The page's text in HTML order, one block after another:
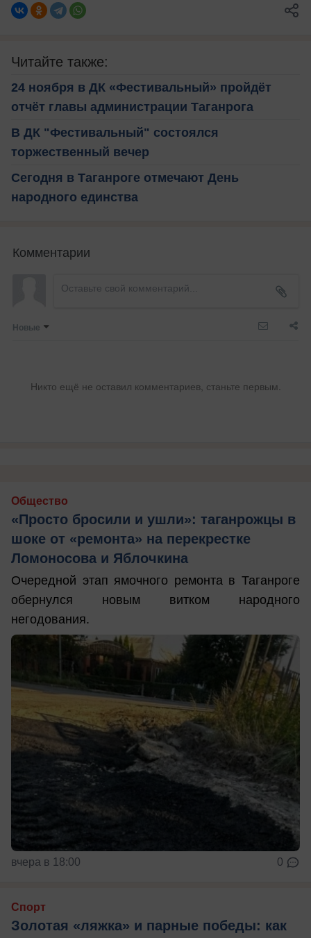
Читайте также:
24 ноября в ДК «Фестивальный» пройдёт
отчёт главы администрации Таганрога
В ДК "Фестивальный" состоялся
торжественный вечер
Сегодня в Таганроге отмечают День
народного единства
Комментарии
Новые
Никто ещё не оставил комментариев, станьте первым.
Общество
«Просто бросили и ушли»: таганрожцы в
шоке от «ремонта» на перекрестке
Ломоносова и Яблочкина
Очередной этап ямочного ремонта в Таганроге
обернулся новым витком народного
негодования.
вчера в 18:00 0
Спорт
Золотая «ляжка» и парные победы: как